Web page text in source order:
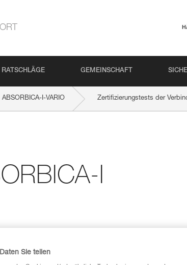
RATSCHLÄGE GEMEINSCHAFT
ABSORBICA-I-VARIO Zertifizierungstests der
I
nach mehreren Normen
identisch sind.
Sie teilen